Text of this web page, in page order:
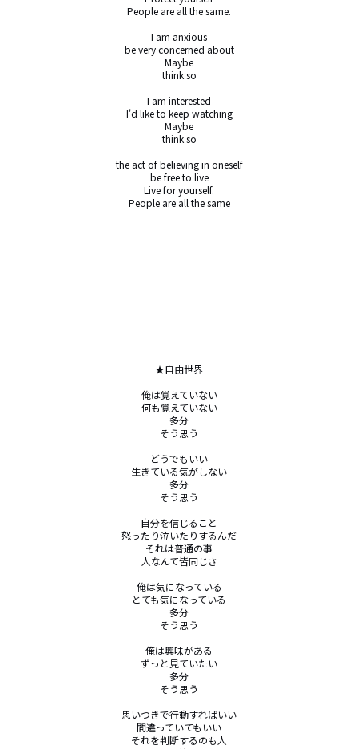
People are all the same.
I am anxious
be very concerned about
Maybe
think so
I am interested
I'd like to keep watching
Maybe
think so
the act of believing in oneself
be free to live
Live for yourself.
People are all the same
★自由世界
俺は覚えていない
何も覚えていない
多分
そう思う
どうでもいい
生きている気がしない
多分
そう思う
自分を信じること
怒ったり泣いたりするんだ
それは普通の事
人なんて皆同じさ
俺は気になっている
とても気になっている
多分
そう思う
俺は興味がある
ずっと見ていたい
多分
そう思う
思いつきで行動すればいい
間違っていてもいい
それを判断するのも人